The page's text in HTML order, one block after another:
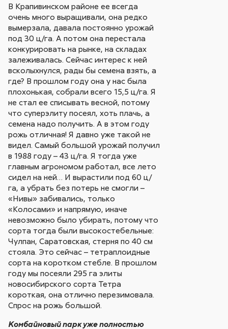
В Крапивинском районе ее всегда
очень много выращивали, она редко
вымерзала, давала постоянно урожай
под 30 ц/га. А потом она перестала
конкурировать на рынке, на складах
залеживалась. Сейчас интерес к ней
всколыхнулся, рады бы семена взять, а
где? В прошлом году она у нас была
плохонькая, собрали всего 15,5 ц/га. Я
не стал ее списывать весной, потому
что суперэлиту посеял, хоть плачь, а
семена надо получить. А в этом году
рожь отличная! Я давно уже такой не
видел. Самый большой урожай получил
в 1988 году – 43 ц/га. Я тогда уже
главным агрономом работал, все лето
сидел на ней… И вырастили под 60 ц/
га, а убрать без потерь не смогли –
«Нивы» забивались, только
«Колосами» и напрямую, иначе
невозможно было убирать, потому что
сорта тогда были высокостебельные:
Чулпан, Саратовская, стерня по 40 см
стояла. Это сейчас – тетраплоидные
сорта на коротком стебле. В прошлом
году мы посеяли 295 га элиты
новосибирского сорта Тетра
короткая, она отлично перезимовала.
Спрос на рожь большой.
Комбайновый парк уже полностью